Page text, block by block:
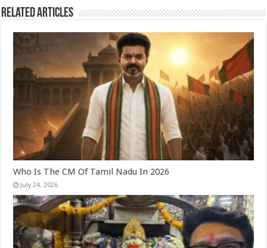
k
Related Articles
Who Is The CM Of Tamil Nadu In 2026
July 24, 2026